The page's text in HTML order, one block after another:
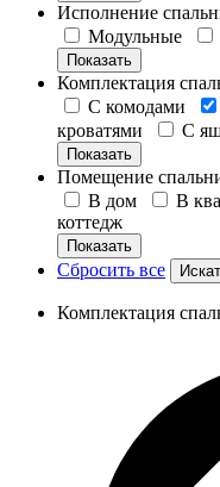
Исполнение
Модульные
Показать
Комплектация
С комодами
кроватями
С
Показать
Помещение
В дом
В
коттедж
Показать
Сбросить все
Комплектация